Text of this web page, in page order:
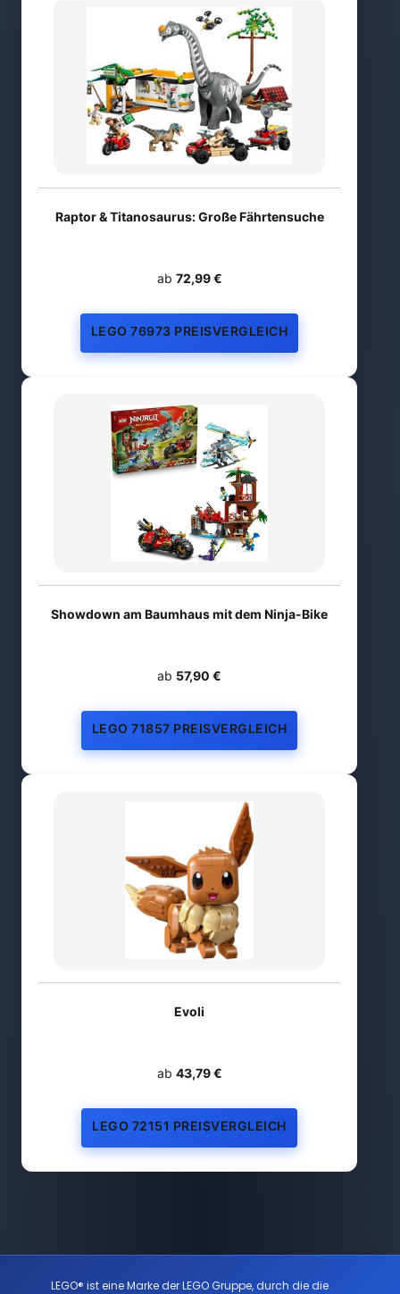
Raptor & Titanosaurus: Große Fährtensuche
ab 72,99 €
LEGO 76973 PREISVERGLEICH
Showdown am Baumhaus mit dem Ninja-Bike
ab 57,90 €
LEGO 71857 PREISVERGLEICH
Evoli
ab 43,79 €
LEGO 72151 PREISVERGLEICH
LEGO® ist eine Marke der LEGO Gruppe, durch die die